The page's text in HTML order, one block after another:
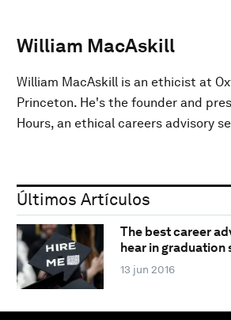
William MacAskill
William MacAskill is an ethicist at
Princeton. He's the founder and
Hours, an ethical careers advisory
Últimos Artículos
The best career
hear in graduation
13 jun 2016